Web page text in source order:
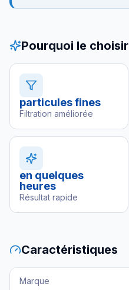
Pourquoi le choisir
particules fines
Filtration améliorée
en quelques
heures
Résultat rapide
Caractéristiques
Marque